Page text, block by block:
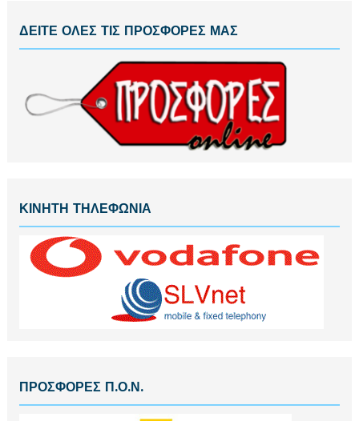
ΔΕΙΤΕ ΟΛΕΣ ΤΙΣ ΠΡΟΣΦΟΡΕΣ ΜΑΣ
ΚΙΝΗΤΗ ΤΗΛΕΦΩΝΙΑ
ΠΡΟΣΦΟΡΕΣ Π.Ο.Ν.